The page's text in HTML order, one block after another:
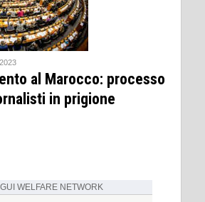
al Marocco: processo
in prigione
WELFARE NETWORK